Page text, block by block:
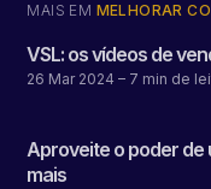
MAIS EM MELHORAR
VSL: os vídeos de
26 Mar 2024 – 7 min de
Aproveite o poder
mais